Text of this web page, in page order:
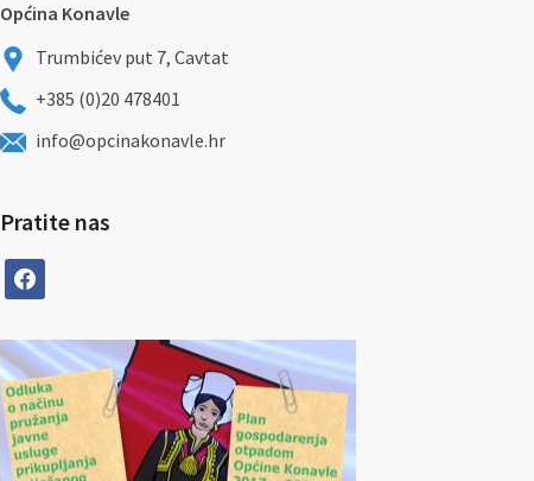
Općina Konavle
Trumbićev put 7, Cavtat
+385 (0)20 478401
info@opcinakonavle.hr
Pratite nas
facebook